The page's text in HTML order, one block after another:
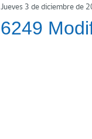
Jueves 3 de diciembre de
6249